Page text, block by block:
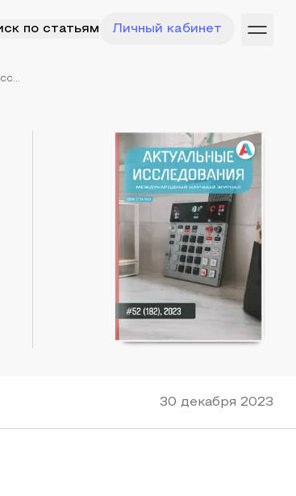
по статьям Личный кабинет
30 декабря 2023